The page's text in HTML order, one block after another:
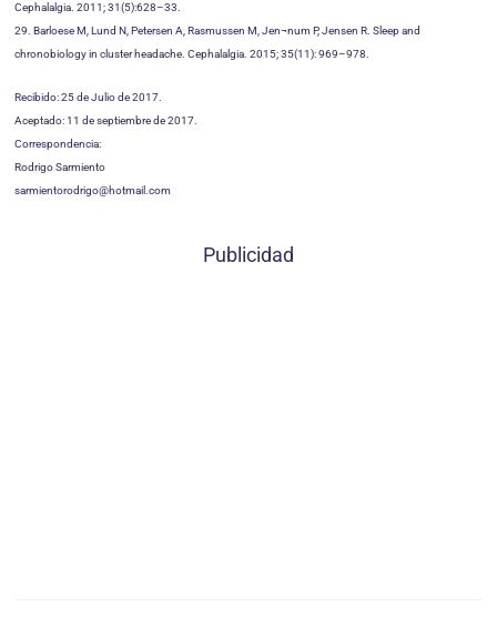
Cephalalgia. 2011; 31(5):628–33.
29. Barloese M, Lund N, Petersen A, Rasmussen M, Jen¬num P, Jensen R. Sleep and
chronobiology in cluster headache. Cephalalgia. 2015; 35(11): 969–978.
Recibido: 25 de Julio de 2017.
Aceptado: 11 de septiembre de 2017.
Correspondencia:
Rodrigo Sarmiento
sarmientorodrigo@hotmail.com
Publicidad